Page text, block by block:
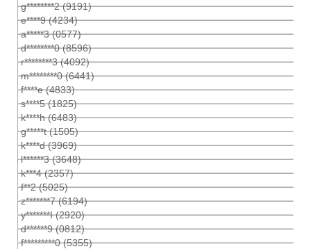
g********2 (9191)
e****9 (4234)
a*****3 (0577)
d********0 (8596)
r********3 (4092)
m********0 (6441)
f****e (4833)
s****5 (1825)
k****h (6483)
g*****t (1505)
k****d (3969)
l******3 (3648)
k***4 (2357)
f**2 (5025)
z*******7 (6194)
y*******I (2920)
d******9 (0812)
f*********0 (5355)